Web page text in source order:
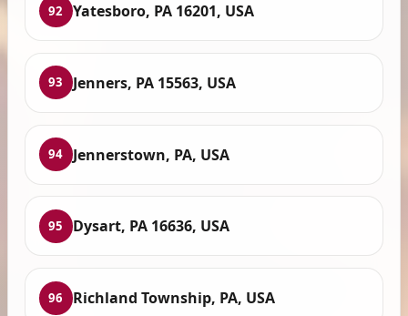
92 Yatesboro, PA 16201, USA
93 Jenners, PA 15563, USA
94 Jennerstown, PA, USA
95 Dysart, PA 16636, USA
96 Richland Township, PA, USA